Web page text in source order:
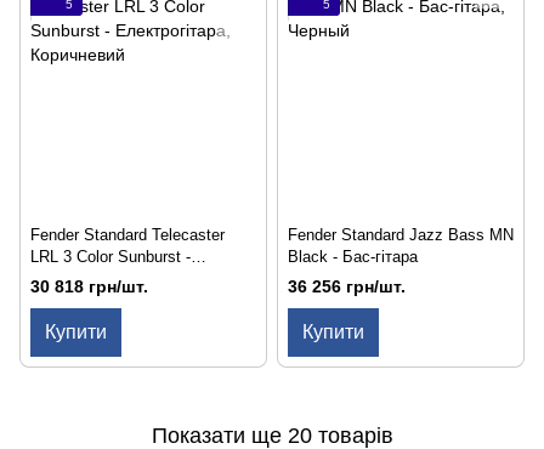
5
Fender Standard Telecaster
LRL 3 Color Sunburst -
Електрогітара
30 818 грн/шт.
Купити
5
Fender Standard Jazz Bass MN
Black - Бас-гітара
36 256 грн/шт.
Купити
Показати ще 20 товарів